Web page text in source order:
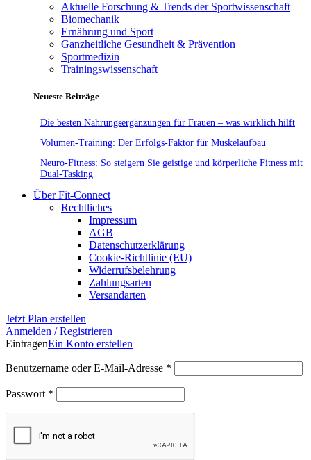
Aktuelle Forschung & Trends der Sportwissenschaft
Biomechanik
Ernährung und Sport
Ganzheitliche Gesundheit & Prävention
Sportmedizin
Trainingswissenschaft
Neueste Beiträge
Die besten Nahrungsergänzungen für Frauen – was wirklich hilft
Volumen-Training: Der Erfolgs-Faktor für Muskelaufbau
Neuro-Fitness: So steigern Sie geistige und körperliche Fitness mit
Dual-Tasking
Über Fit-Connect
Rechtliches
Impressum
AGB
Datenschutzerklärung
Cookie-Richtlinie (EU)
Widerrufsbelehrung
Zahlungsarten
Versandarten
Jetzt Plan erstellen
Anmelden / Registrieren
EintragenEin Konto erstellen
Benutzername oder E-Mail-Adresse *
Passwort *